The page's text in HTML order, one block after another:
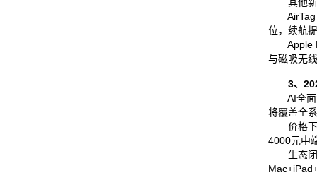
AirTag
位，续航
Apple
与磁吸无
3、
AI全面
将覆盖全
价格下
4000元中
生态闭